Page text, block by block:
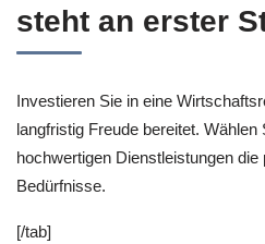
steht an erster
Investieren Sie in eine
langfristig Freude bereitet. Wählen
hochwertigen Dienstleistungen
Bedürfnisse.
[/tab]